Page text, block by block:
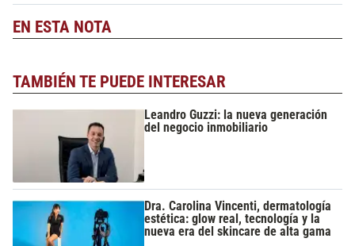
EN ESTA NOTA
TAMBIÉN TE PUEDE INTERESAR
Leandro Guzzi: la nueva generación
del negocio inmobiliario
Dra. Carolina Vincenti, dermatología
estética: glow real, tecnología y la
nueva era del skincare de alta gama